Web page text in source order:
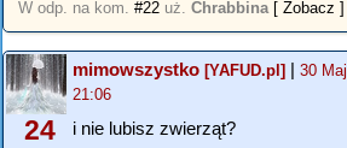
W odp. na kom. #22 uż. Chrabbina [ Zobacz ]
24
mimowszystko [YAFUD.pl] | 30
21:06
i nie lubisz zwierząt?